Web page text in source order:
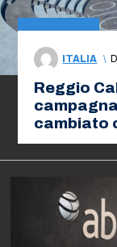
ITALIA \ DI
Reggio
cambiato